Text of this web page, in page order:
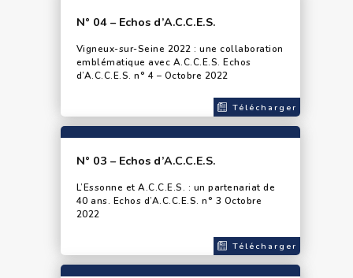
N° 04 – Echos d’A.C.C.E.S.
Vigneux-sur-Seine 2022 : une collaboration
emblématique avec A.C.C.E.S. Echos
d’A.C.C.E.S. n° 4 – Octobre 2022
Télécharger
N° 03 – Echos d’A.C.C.E.S.
L’Essonne et A.C.C.E.S. : un partenariat de
40 ans. Echos d’A.C.C.E.S. n° 3 Octobre
2022
Télécharger